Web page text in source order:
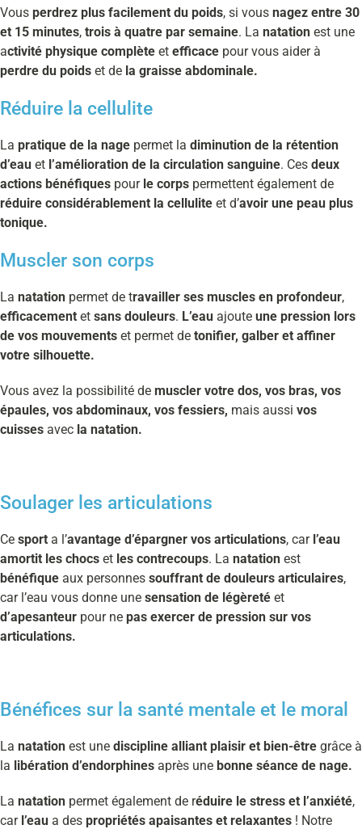
Vous perdrez plus facilement du poids, si vous nagez entre 30
et 15 minutes, trois à quatre par semaine. La natation est une
activité physique complète et efficace pour vous aider à
perdre du poids et de la graisse abdominale.
Réduire la cellulite
La pratique de la nage permet la diminution de la rétention
d’eau et l’amélioration de la circulation sanguine. Ces deux
actions bénéfiques pour le corps permettent également de
réduire considérablement la cellulite et d’avoir une peau plus
tonique.
Muscler son corps
La natation permet de travailler ses muscles en profondeur,
efficacement et sans douleurs. L’eau ajoute une pression lors
de vos mouvements et permet de tonifier, galber et affiner
votre silhouette.
Vous avez la possibilité de muscler votre dos, vos bras, vos
épaules, vos abdominaux, vos fessiers, mais aussi vos
cuisses avec la natation.
Soulager les articulations
Ce sport a l’avantage d’épargner vos articulations, car l’eau
amortit les chocs et les contrecoups. La natation est
bénéfique aux personnes souffrant de douleurs articulaires,
car l’eau vous donne une sensation de légèreté et
d’apesanteur pour ne pas exercer de pression sur vos
articulations.
Bénéfices sur la santé mentale et le moral
La natation est une discipline alliant plaisir et bien-être grâce à
la libération d’endorphines après une bonne séance de nage.
La natation permet également de réduire le stress et l’anxiété,
car l’eau a des propriétés apaisantes et relaxantes ! Notre